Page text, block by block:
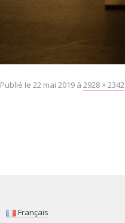
Publié le 22 mai 2019 à 2928 × 2342
Français